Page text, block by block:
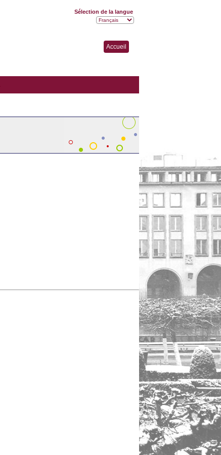
Accueil
Sélection de la langue